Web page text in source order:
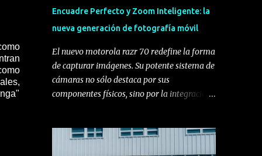
Encuadre Perfecto y Zoom Inteligente: la
nueva generación de fotografía móvil
El nuevo motorola razr 70 redefine la forma
de capturar imágenes. Su potente sistema de
cámaras no sólo destaca por sus
componentes físicos, sino por la integración
transformando la experiencia del usuario y
ofreciendo la mejor cámara hasta la fecha